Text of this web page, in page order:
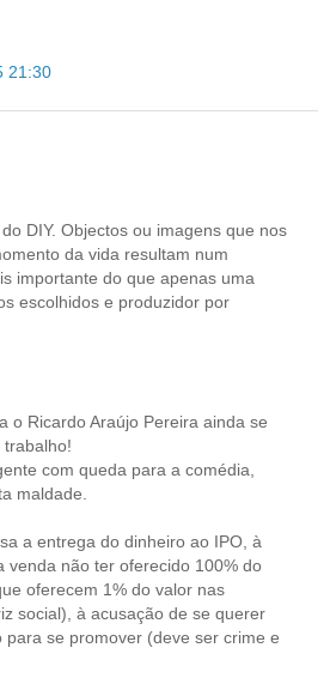
21:30
DIY. Objectos ou imagens que nos
da vida resultam num
importante do que apenas uma
escolhidos e produzidor por
o Ricardo Araújo Pereira ainda se
com queda para a comédia,
maldade.
a entrega do dinheiro ao IPO, à
venda não ter oferecido 100% do
oferecem 1% do valor nas
social), à acusação de se querer
para se promover (deve ser crime e